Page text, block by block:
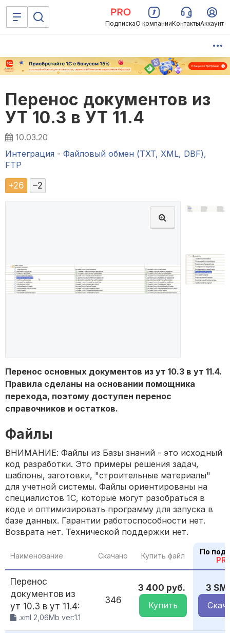
ПодпискаО компанииКонтактыАккаунт
Перенос документов из
УТ 10.3 в УТ 11.4
10.03.20
Интеграция - Файловый обмен (TXT, XML, DBF),
FTP
+26 –2
Перенос основных документов из ут 10.3 в ут 11.4.
Правила сделаны на основании помощника
перехода, поэтому доступен перенос
справочников и остатков.
Файлы
ВНИМАНИЕ: Файлы из Базы знаний - это исходный
код разработки. Это примеры решения задач,
шаблоны, заготовки, "строительные материалы"
для учетной системы. Файлы ориентированы на
специалистов 1С, которые могут разобраться в
коде и оптимизировать программу для запуска в
базе данных. Гарантии работоспособности нет.
Возврата нет. Технической поддержки нет.
Наименование Скачано Купить файл
По
Перенос
документов из
ут 10.3 в ут 11.4:
.xml 2,06Mb ver:1.1
346
3 400 руб.
Купить
3 SM